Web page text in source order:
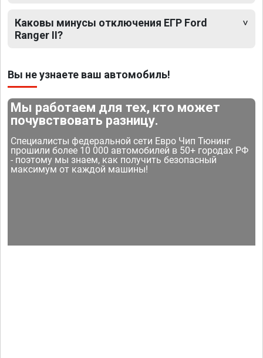
Каковы минусы отключения ЕГР Ford
Ranger II?
Вы не узнаете ваш автомобиль!
Мы работаем для тех, кто может
почувствовать разницу.
Специалисты федеральной сети Евро Чип Тюнинг
прошили более 10 000 автомобилей в 50+ городах РФ
- поэтому мы знаем, как получить безопасный
максимум от каждой машины!